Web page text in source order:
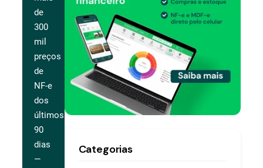
de
300
mil
preços
de
NF-e
dos
últimos
90
dias
—
Categorias